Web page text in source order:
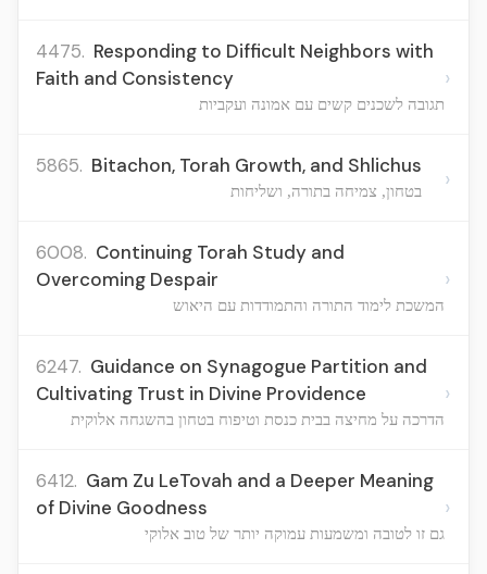
4475. Responding to Difficult Neighbors with
Faith and Consistency
תגובה לשכנים קשים עם אמונה ועקביות
›
5865. Bitachon, Torah Growth, and Shlichus
בטחון, צמיחה בתורה, ושליחות ›
6008. Continuing Torah Study and
Overcoming Despair
המשכת לימוד התורה והתמודדות עם היאוש
›
6247. Guidance on Synagogue Partition and
Cultivating Trust in Divine Providence
הדרכה על מחיצה בבית כנסת וטיפוח בטחון בהשגחה אלוקית
›
6412. Gam Zu LeTovah and a Deeper Meaning
of Divine Goodness
גם זו לטובה ומשמעות עמוקה יותר של טוב אלוקי
›